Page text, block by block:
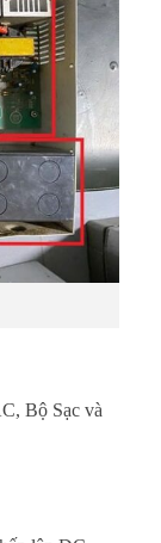
Bộ Sạc và